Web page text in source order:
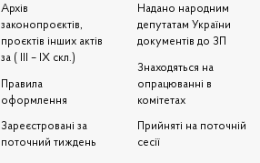
Архів
законопроєктів,
проєктів інших актів
за ( III – IX скл.)
Правила
оформлення
Зареєстровані за
поточний тиждень
Надано народним
депутатам України
документів до ЗП
Знаходяться на
опрацюванні в
комітетах
Прийняті на поточній
сесії